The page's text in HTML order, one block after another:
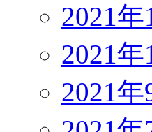
2021
2021
2021